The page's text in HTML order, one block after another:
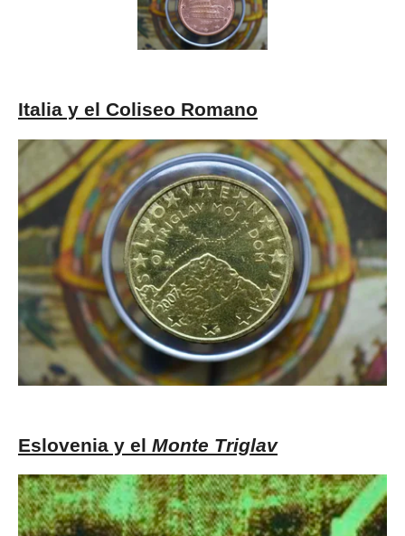
Italia y el Coliseo Romano
Eslovenia y el Monte Triglav